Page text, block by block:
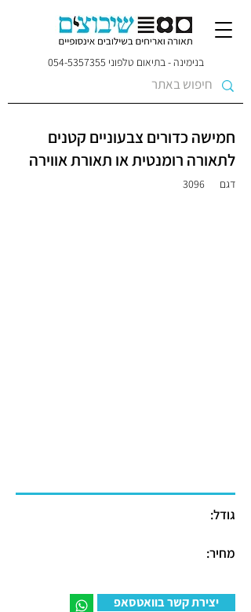
בנימינה - בתיאום טלפוני 054-5357355
חמישה כדורים צבעוניים קטנים
לתאורה רומנטית או תאורת אווירה
דגם 3096
גודל:
מחיר:
יצירת קשר בוואטסאפ